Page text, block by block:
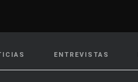
ENTREVISTAS